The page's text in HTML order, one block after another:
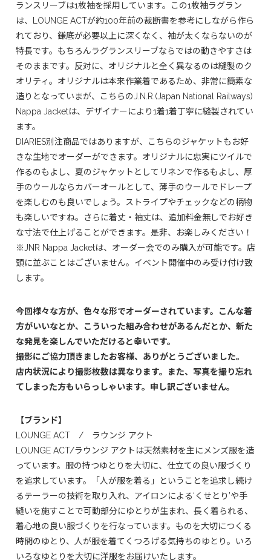
ランスリーブは1枚袖を採用しています。この1枚袖ラグラン
は、LOUNGE ACTが約100年前の裁断書を参考にしながら作ら
れており、鎌底が必要以上に深くなく、袖が太くならないのが
特長です。もちろんラグランスリーブならではの動きやすさは
そのままです。反対に、オリジナルと全く異なるのは縫製のク
オリティ。オリジナルは本来作業着であるため、非常に簡素な
造りとなっていまが、こちらのJ.N.R.(Japan National Railways)
Nappa Jacketは、デザイナーにより1着1着丁寧に縫製されてい
ます。
DIARIES別注商品ではありますが、こちらのジャケットもお好
きな生地でオーダーができます。オリジナルに忠実にツイルで
作るのもよし、夏のジャケットとしてリネンで作るもよし、厚
手のウールならカバーオールとして、薄手のウールでドレープ
を楽しむのも良いでしょう。ストライプやチェックなどの柄物
も楽しいですね。さらに着丈・袖丈は、追加料金無しでお好き
な寸法で仕上げることができます。是非、お楽しみください！
※JNR Nappa Jacketは、オーダー会でのみ購入が可能です。店
頭に並ぶことはございません。イベント開催中のみ受け付け致
します。
今回様々な方が、色々な形でオーダーされています。こんな着
方がいいなとか、こういった組み合わせがあるんだとか、新た
な発見を楽しんでいただけると幸いです。
撮影にご協力頂きましたお客様、ありがとうございました。
店内状況により撮影枚数は異なります。また、写真を撮り忘れ
てしまった方もいらっしゃいます。申し訳ございません。
【ブランド】
LOUNGE ACT / ラウンジ アクト
LOUNGE ACT/ラウンジ アクトは天然素材を主にメンズ服を造
っています。服の持つゆとりを大切に、仕立ての良い服づくり
を追求しています。「人が服を着る」ということを追求し続け
るテーラーの技術を取り入れ、アイロンによる‘くせとり’や手
縫いを施すことで可動部分にゆとりが生まれ、長く着られる、
着心地の良い服づくりを行なっています。ものを大切につくる
時間のゆとり、人が服を着てくつろげる気持ちのゆとり。いろ
いろなゆとりを大切に洋服をお届けいたします。